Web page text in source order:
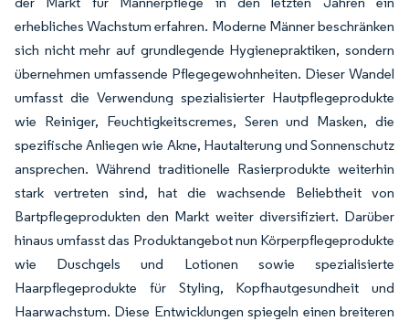
erhebliches Wachstum erfahren. Moderne Männer beschränken
sich nicht mehr auf grundlegende Hygienepraktiken, sondern
übernehmen umfassende Pflegegewohnheiten. Dieser Wandel
umfasst die Verwendung spezialisierter Hautpflegeprodukte
wie Reiniger, Feuchtigkeitscremes, Seren und Masken, die
spezifische Anliegen wie Akne, Hautalterung und Sonnenschutz
ansprechen. Während traditionelle Rasierprodukte weiterhin
stark vertreten sind, hat die wachsende Beliebtheit von
Bartpflegeprodukten den Markt weiter diversifiziert. Darüber
hinaus umfasst das Produktangebot nun Körperpflegeprodukte
wie Duschgels und Lotionen sowie spezialisierte
Haarpflegeprodukte für Styling, Kopfhautgesundheit und
Haarwachstum. Diese Entwicklungen spiegeln einen breiteren